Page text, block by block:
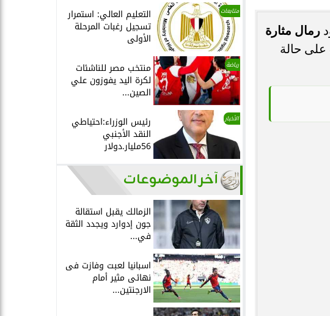
رمال مثارة
على حالة
متابعات التعليم العالي: استمرار
تسجيل رغبات المرحلة
الأولى
رياضة منتخب مصر للناشئات
لكرة اليد يفوزون علي
الصين...
الأخبار رئيس الوزراء:احتياطي
النقد الأجنبي
56مليار.دولار
آخر الموضوعات
الزمالك يقبل استقالة
جون إدوارد ويجدد الثقة
في...
اسبانيا لعبت وفازت فى
نهائى مثير أمام
الارجنتين...